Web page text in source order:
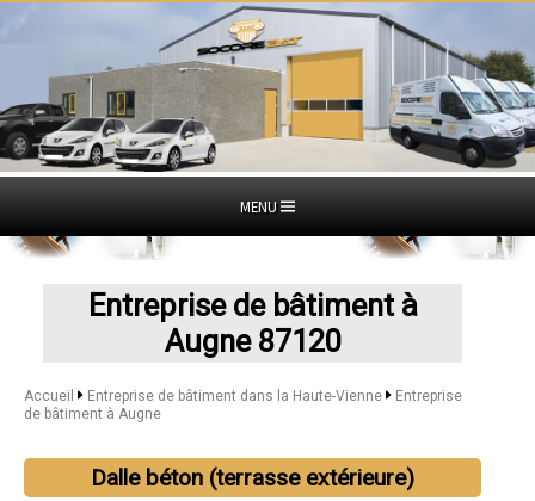
MENU
Entreprise de bâtiment à
Augne 87120
Accueil Entreprise de bâtiment dans la Haute-Vienne
Entreprise
de bâtiment à Augne
Dalle béton (terrasse extérieure)